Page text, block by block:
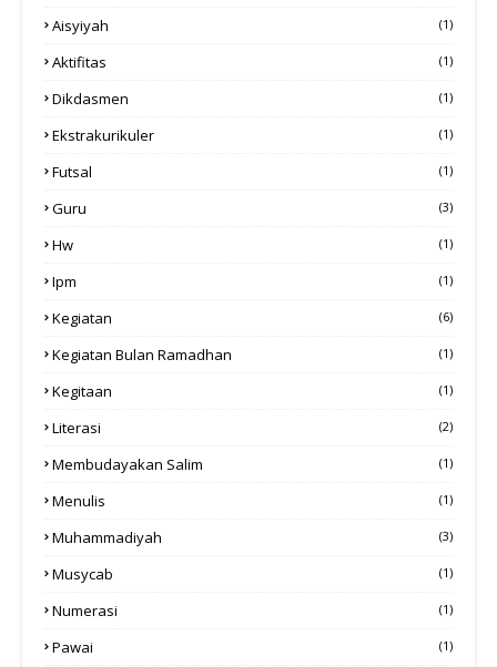
Aisyiyah (1)
Aktifitas (1)
Dikdasmen (1)
Ekstrakurikuler (1)
Futsal (1)
Guru (3)
Hw (1)
Ipm (1)
Kegiatan (6)
Kegiatan Bulan Ramadhan (1)
Kegitaan (1)
Literasi (2)
Membudayakan Salim (1)
Menulis (1)
Muhammadiyah (3)
Musycab (1)
Numerasi (1)
Pawai (1)